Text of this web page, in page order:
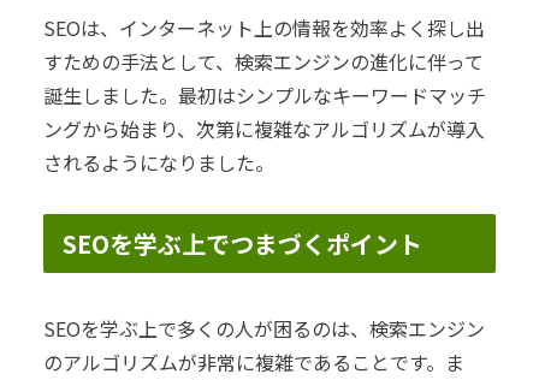
SEOは、インターネット上の情報を効率よく探し出
すための手法として、検索エンジンの進化に伴って
誕生しました。最初はシンプルなキーワードマッチ
ングから始まり、次第に複雑なアルゴリズムが導入
されるようになりました。
SEOを学ぶ上でつまづくポイント
SEOを学ぶ上で多くの人が困るのは、検索エンジン
のアルゴリズムが非常に複雑であることです。ま